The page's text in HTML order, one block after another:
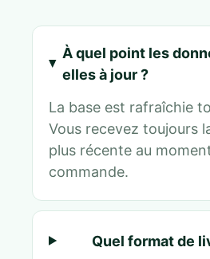
À quel point les
elles à jour ?
La base est rafraîchie
Vous recevez toujours
plus récente au
commande.
Quel format de